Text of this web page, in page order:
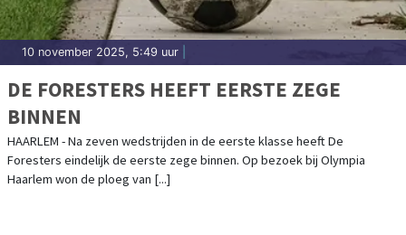
10 november 2025, 5:49 uur
DE FORESTERS HEEFT EERSTE ZEGE
BINNEN
HAARLEM - Na zeven wedstrijden in de eerste klasse heeft De
Foresters eindelijk de eerste zege binnen. Op bezoek bij Olympia
Haarlem won de ploeg van [...]